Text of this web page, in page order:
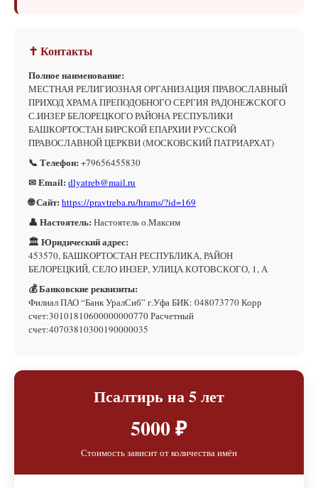
✝ Контакты
Полное наименование:
МЕСТНАЯ РЕЛИГИОЗНАЯ ОРГАНИЗАЦИЯ ПРАВОСЛАВНЫЙ
ПРИХОД ХРАМА ПРЕПОДОБНОГО СЕРГИЯ РАДОНЕЖСКОГО
С.ИНЗЕР БЕЛОРЕЦКОГО РАЙОНА РЕСПУБЛИКИ
БАШКОРТОСТАН БИРСКОЙ ЕПАРХИИ РУССКОЙ
ПРАВОСЛАВНОЙ ЦЕРКВИ (МОСКОВСКИЙ ПАТРИАРХАТ)
📞 Телефон: +79656455830
✉ Email: dlyatreb@mail.ru
🌐 Сайт: https://pravtreba.ru/hrams/?id=169
👤 Настоятель: Настоятель о.Максим
🏛 Юридический адрес:
453570, БАШКОРТОСТАН РЕСПУБЛИКА, РАЙОН
БЕЛОРЕЦКИЙ, СЕЛО ИНЗЕР, УЛИЦА КОТОВСКОГО, 1, А
💰 Банковские реквизиты:
Филиал ПАО “Банк УралСиб” г.Уфа БИК: 048073770 Корр
счет:30101810600000000770 Расчетный
счет:40703810300190000035
Псалтирь на 5 лет
5000 ₽
Стоимость зависит от количества имён